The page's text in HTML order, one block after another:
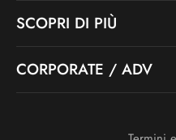
SCOPRI DI PIÙ
CORPORATE / ADV